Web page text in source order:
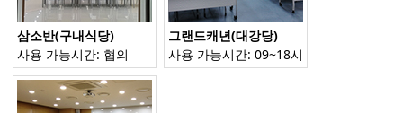
회사에서 고객님 개인의 정보를 수집하는 목적은
twosunw.com을 통하여 고객님께 최적의 맞춤화
된 서비스를 제공해 드리기 위한 것입니다
twosunw.com
해 드리고 있습니다
삼소반(구내식당)
사용 가능시간: 협의
그랜드캐년(대강당)
사용 가능시간: 09~18시